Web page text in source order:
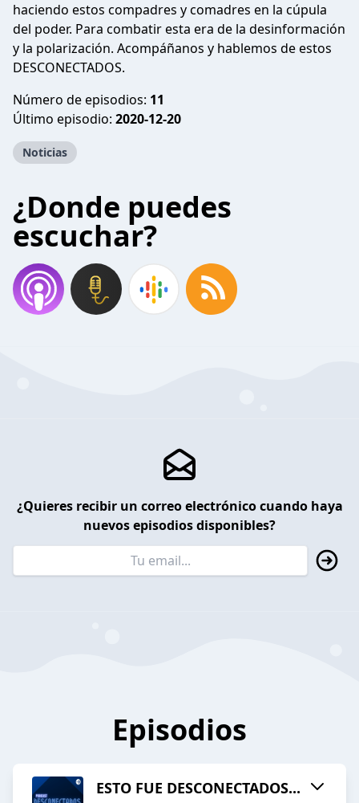
haciendo estos compadres y comadres en la cúpula
del poder. Para combatir esta era de la desinformación
y la polarización. Acompáñanos y hablemos de estos
DESCONECTADOS.
Número de episodios: 11
Último episodio: 2020-12-20
Noticias
¿Donde puedes
escuchar?
¿Quieres recibir un correo electrónico cuando haya
nuevos episodios disponibles?
Episodios
ESTO FUE DESCONECTADOS...